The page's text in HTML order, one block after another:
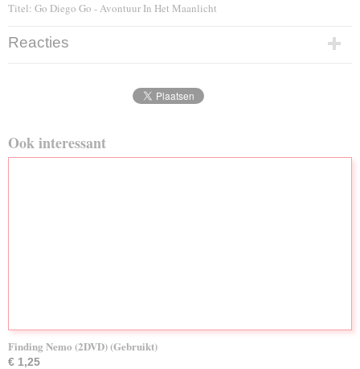
Titel: Go Diego Go - Avontuur In Het Maanlicht
Reacties
Ook interessant
Finding Nemo (2DVD) (Gebruikt)
€ 1,25